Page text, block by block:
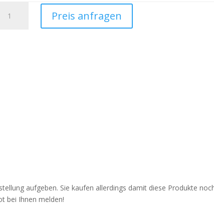
AufschnittmaschinePreis anfragen
aufgeben. Sie kaufen allerdings damit diese Produkte
bei Ihnen melden!